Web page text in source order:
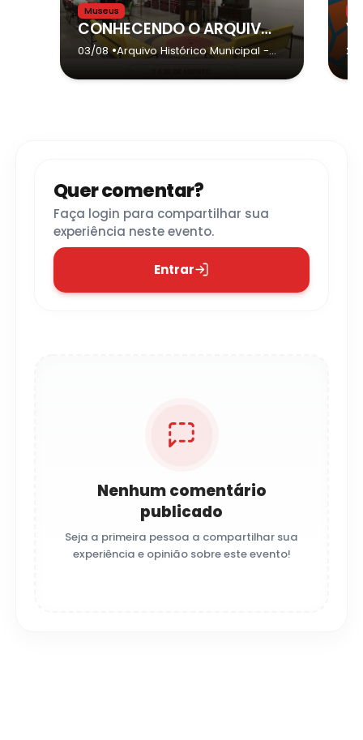
Museus
CONHECENDO O ARQUIVO HISTÓRICO MUNICIPAL ARACI BORGES DIAS MARTINS
03/08•Arquivo Histórico Municipal -
Quer comentar?
Faça login para compartilhar sua
experiência neste evento.
Entrar
Nenhum comentário
publicado
Seja a primeira pessoa a compartilhar sua
experiência e opinião sobre este evento!